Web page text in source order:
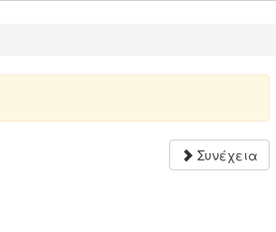
Συνέχεια